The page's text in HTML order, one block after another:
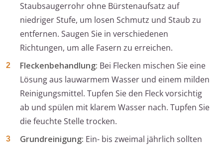
Staubsaugerrohr ohne Bürstenaufsatz auf
niedriger Stufe, um losen Schmutz und Staub zu
entfernen. Saugen Sie in verschiedenen
Richtungen, um alle Fasern zu erreichen.
Fleckenbehandlung: Bei Flecken mischen Sie eine
Lösung aus lauwarmem Wasser und einem milden
Reinigungsmittel. Tupfen Sie den Fleck vorsichtig
ab und spülen mit klarem Wasser nach. Tupfen Sie
die feuchte Stelle trocken.
Grundreinigung: Ein- bis zweimal jährlich sollten